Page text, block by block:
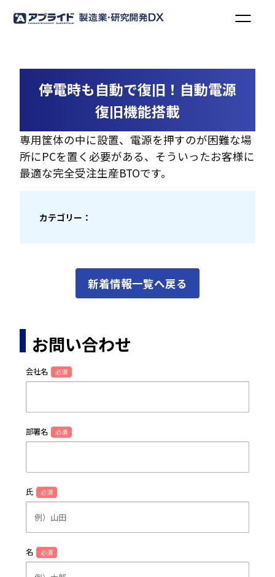
停電時も自動で復旧！自動電源
復旧機能搭載
専用筐体の中に設置、電源を押すのが困難な場
所にPCを置く必要がある、そういったお客様に
最適な完全受注生産BTOです。
カテゴリー：
新着情報一覧へ戻る
お問い合わせ
会社名 必須
部署名 必須
氏 必須
名 必須